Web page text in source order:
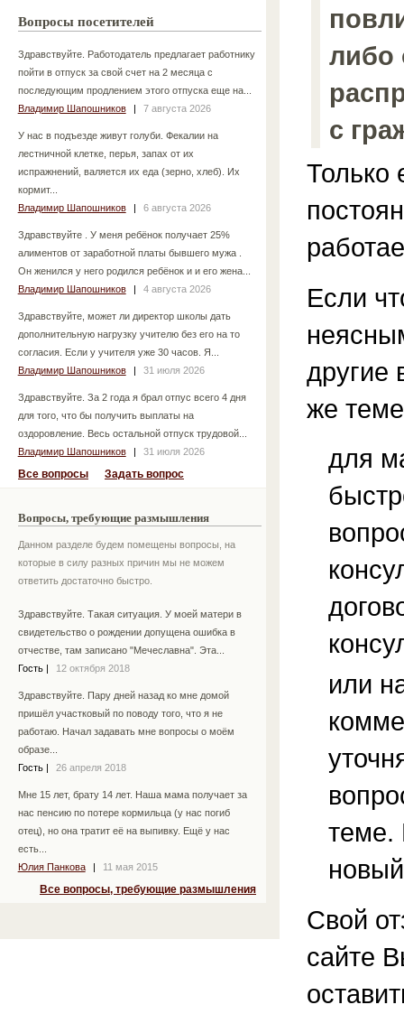
Вопросы посетителей
Здравствуйте. Работодатель предлагает работнику
пойти в отпуск за свой счет на 2 месяца с
последующим продлением этого отпуска еще на...
Владимир Шапошников
| 7 августа 2026
У нас в подъезде живут голуби. Фекалии на
лестничной клетке, перья, запах от их
испражнений, валяется их еда (зерно, хлеб). Их
кормит...
Владимир Шапошников
| 6 августа 2026
Здравствуйте . У меня ребёнок получает 25%
алиментов от заработной платы бывшего мужа .
Он женился у него родился ребёнок и и его жена...
Владимир Шапошников
| 4 августа 2026
Здравствуйте, может ли директор школы дать
дополнительную нагрузку учителю без его на то
согласия. Если у учителя уже 30 часов. Я...
Владимир Шапошников
| 31 июля 2026
Здравствуйте. За 2 года я брал отпус всего 4 дня
для того, что бы получить выплаты на
оздоровление. Весь остальной отпуск трудовой...
Владимир Шапошников
| 31 июля 2026
Все вопросы Задать вопрос
Вопросы, требующие размышления
Данном разделе будем помещены вопросы, на
которые в силу разных причин мы не можем
ответить достаточно быстро.
Здравствуйте. Такая ситуация. У моей матери в
свидетельство о рождении допущена ошибка в
отчестве, там записано "Мечеславна". Эта...
Гость
12 октября 2018
Здравствуйте. Пару дней назад ко мне домой
пришёл участковый по поводу того, что я не
работаю. Начал задавать мне вопросы о моём
образе...
Гость
26 апреля 2018
Мне 15 лет, брату 14 лет. Наша мама получает за
нас пенсию по потере кормильца (у нас погиб
отец), но она тратит её на выпивку. Ещё у нас
есть...
Юлия Панкова
11 мая 2015
Все вопросы, требующие размышления
либо
с
Только
Если
другие
же
для
или
теме.
Свой
сайте